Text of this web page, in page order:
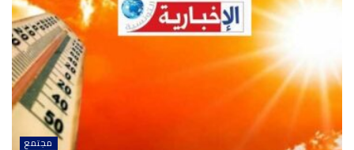
مجتمع